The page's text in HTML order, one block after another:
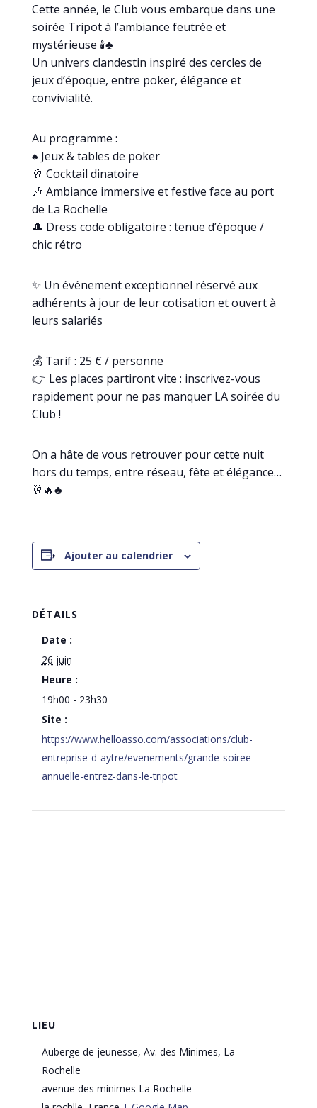
Cette année, le Club vous embarque dans une
soirée Tripot à l’ambiance feutrée et
mystérieuse 🕯️♣️
Un univers clandestin inspiré des cercles de
jeux d’époque, entre poker, élégance et
convivialité.
Au programme :
♠️ Jeux & tables de poker
🥂 Cocktail dinatoire
🎶 Ambiance immersive et festive face au port
de La Rochelle
🎩 Dress code obligatoire : tenue d’époque /
chic rétro
✨ Un événement exceptionnel réservé aux
adhérents à jour de leur cotisation et ouvert à
leurs salariés
💰 Tarif : 25 € / personne
👉 Les places partiront vite : inscrivez-vous
rapidement pour ne pas manquer LA soirée du
Club !
On a hâte de vous retrouver pour cette nuit
hors du temps, entre réseau, fête et élégance…
🥂🔥♣️
Ajouter au calendrier
DÉTAILS
Date :
26 juin
Heure :
19h00 - 23h30
Site :
https://www.helloasso.com/associations/club-
entreprise-d-aytre/evenements/grande-soiree-
annuelle-entrez-dans-le-tripot
LIEU
Auberge de jeunesse, Av. des Minimes, La
Rochelle
avenue des minimes La Rochelle